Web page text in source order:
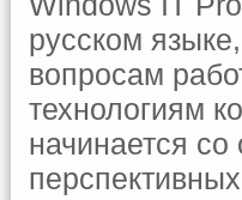
русском
вопросам
технологиям
начинается